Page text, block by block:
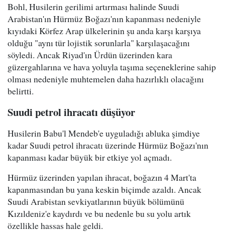
Bohl, Husilerin gerilimi artırması halinde Suudi
Arabistan'ın Hürmüz Boğazı'nın kapanması nedeniyle
kıyıdaki Körfez Arap ülkelerinin şu anda karşı karşıya
olduğu "aynı tür lojistik sorunlarla" karşılaşacağını
söyledi. Ancak Riyad'ın Ürdün üzerinden kara
güzergahlarına ve hava yoluyla taşıma seçeneklerine sahip
olması nedeniyle muhtemelen daha hazırlıklı olacağını
belirtti.
Suudi petrol ihracatı düşüyor
Husilerin Babu'l Mendeb'e uyguladığı abluka şimdiye
kadar Suudi petrol ihracatı üzerinde Hürmüz Boğazı'nın
kapanması kadar büyük bir etkiye yol açmadı.
Hürmüz üzerinden yapılan ihracat, boğazın 4 Mart'ta
kapanmasından bu yana keskin biçimde azaldı. Ancak
Suudi Arabistan sevkiyatlarının büyük bölümünü
Kızıldeniz'e kaydırdı ve bu nedenle bu su yolu artık
özellikle hassas hale geldi.